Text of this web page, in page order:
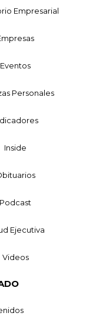
Empresarial
Eventos
Personales
Inside
Podcast
Ejecutiva
Videos